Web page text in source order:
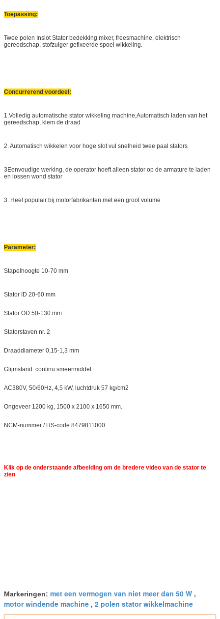
Toepassing:
Twee polen Inslot Stator bedekking mixer, freesmachine, elektrisch
gereedschap, stofzuiger gefixeerde spoel wikkeling.
Concurrerend voordeel:
1.Volledig automatische stator wikkeling machine,Automatisch laden van het
gereedschap, klem de draad
2. Automatisch wikkelen voor hoge slot vul snelheid twee paal stators
3Eenvoudige werking, de operator hoeft alleen stator op de armature te laden
en lossen wond stator
3. Heel populair bij motorfabrikanten met een groot volume
Parameter:
Stapelhoogte 10-70 mm
Stator ID 20-60 mm
Stator OD 50-130 mm
Statorstaven nr. 2
Draaddiameter 0,15-1,3 mm
Glijmstand: continu smeermiddel
AC380V, 50/60Hz, 4,5 kW, luchtdruk 57 kg/cm2
Ongeveer 1200 kg, 1500 x 2100 x 1650 mm.
NCM-nummer / HS-code:8479811000
Klik op de onderstaande afbeelding om de bredere video van de stator te
zien
Markeringen: met een vermogen van niet meer dan 50 W ,
motor windende machine , 2 polen stator wikkelmachine